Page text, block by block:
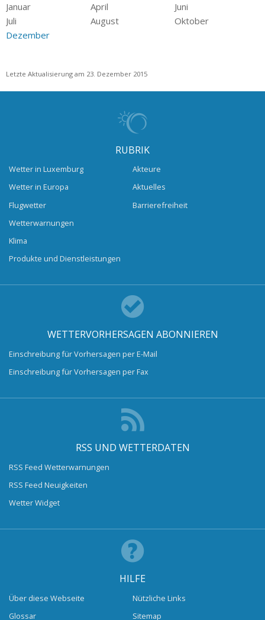
Januar April
Juni
Juli
August
Oktober
Dezember
Letzte Aktualisierung am 23. Dezember 2015
RUBRIK
Wetter in Luxemburg
Wetter in Europa
Flugwetter
Wetterwarnungen
Klima
Produkte und Dienstleistungen
Akteure
Aktuelles
Barrierefreiheit
WETTERVORHERSAGEN ABONNIEREN
Einschreibung für Vorhersagen per E-Mail
Einschreibung für Vorhersagen per Fax
RSS UND WETTERDATEN
RSS Feed Wetterwarnungen
RSS Feed Neuigkeiten
Wetter Widget
HILFE
Über diese Webseite
Glossar
Nützliche Links
Sitemap